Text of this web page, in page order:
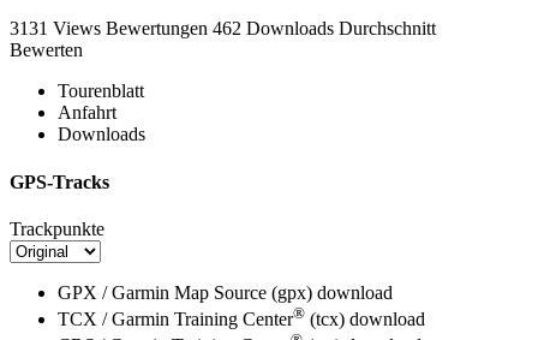
3131 Views Bewertungen 462 Downloads Durchschnitt
Bewerten
Tourenblatt
Anfahrt
Downloads
GPS-Tracks
Trackpunkte
GPX / Garmin Map Source (gpx) download
TCX / Garmin Training Center® (tcx) download